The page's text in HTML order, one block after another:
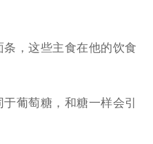
条，这些主食在他的饮食
葡萄糖，和糖一样会引